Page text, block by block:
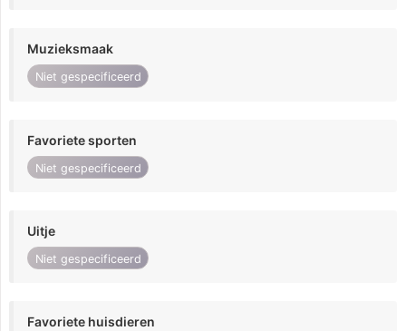
Muzieksmaak
Niet gespecificeerd
Favoriete sporten
Niet gespecificeerd
Uitje
Niet gespecificeerd
Favoriete huisdieren